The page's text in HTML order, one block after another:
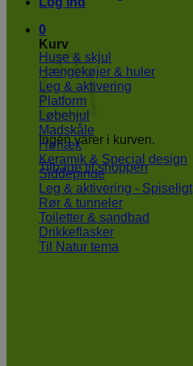
0
Kurv
Ingen varer i kurven.
Tilbage til shoppen
Huse & skjul
Hængekøjer & huler
Leg & aktivering
Platform
Løbehjul
Madskåle
Høhæk
Keramik & Special design
Siddepinde
Leg & aktivering - Spiseligt
Rør & tunneler
Toiletter & sandbad
Drikkeflasker
Til Natur tema